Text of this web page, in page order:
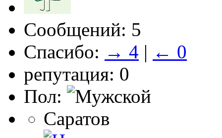
Сообщений: 5
Спасибо: → 4 | ← 0
репутация: 0
Пол:
Саратов